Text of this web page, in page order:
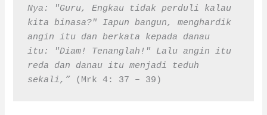
Nya: "Guru, Engkau tidak perduli kalau
kita binasa?" Iapun bangun, menghardik
angin itu dan berkata kepada danau
itu: "Diam! Tenanglah!" Lalu angin itu
reda dan danau itu menjadi teduh
sekali,”
(Mrk 4: 37 – 39)